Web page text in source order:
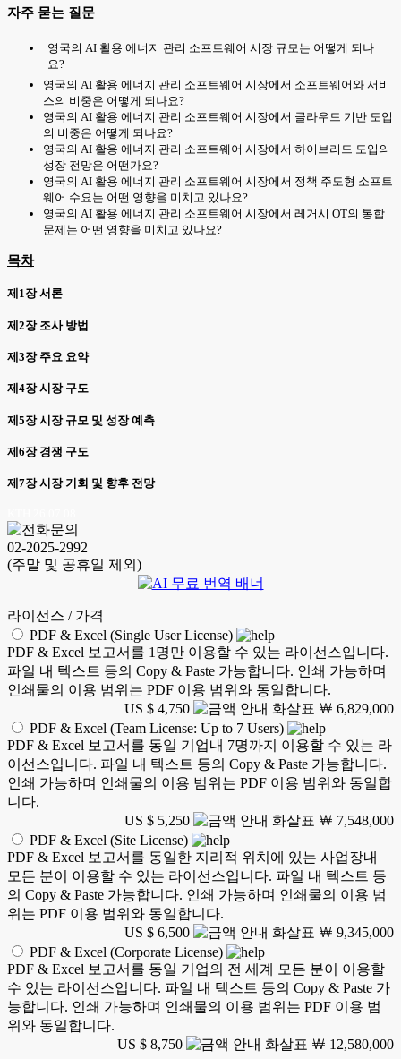
자주 묻는 질문
영국의 AI 활용 에너지 관리 소프트웨어 시장 규모는 어떻게 되나
요?
영국의 AI 활용 에너지 관리 소프트웨어 시장에서 소프트웨어와 서비
스의 비중은 어떻게 되나요?
영국의 AI 활용 에너지 관리 소프트웨어 시장에서 클라우드 기반 도입
의 비중은 어떻게 되나요?
영국의 AI 활용 에너지 관리 소프트웨어 시장에서 하이브리드 도입의
성장 전망은 어떤가요?
영국의 AI 활용 에너지 관리 소프트웨어 시장에서 정책 주도형 소프트
웨어 수요는 어떤 영향을 미치고 있나요?
영국의 AI 활용 에너지 관리 소프트웨어 시장에서 레거시 OT의 통합
문제는 어떤 영향을 미치고 있나요?
목차
제1장 서론
제2장 조사 방법
제3장 주요 요약
제4장 시장 구도
제5장 시장 규모 및 성장 예측
제6장 경쟁 구도
제7장 시장 기회 및 향후 전망
02-2025-2992
(주말 및 공휴일 제외)
라이선스 / 가격
PDF & Excel (Single User License)
PDF & Excel 보고서를 1명만 이용할 수 있는 라이선스입니다.
파일 내 텍스트 등의 Copy & Paste 가능합니다. 인쇄 가능하며
인쇄물의 이용 범위는 PDF 이용 범위와 동일합니다.
US $ 4,750
￦ 6,829,000
PDF & Excel (Team License: Up to 7 Users)
PDF & Excel 보고서를 동일 기업내 7명까지 이용할 수 있는 라
이선스입니다. 파일 내 텍스트 등의 Copy & Paste 가능합니다.
인쇄 가능하며 인쇄물의 이용 범위는 PDF 이용 범위와 동일합
니다.
US $ 5,250
￦ 7,548,000
PDF & Excel (Site License)
PDF & Excel 보고서를 동일한 지리적 위치에 있는 사업장내
모든 분이 이용할 수 있는 라이선스입니다. 파일 내 텍스트 등
의 Copy & Paste 가능합니다. 인쇄 가능하며 인쇄물의 이용 범
위는 PDF 이용 범위와 동일합니다.
US $ 6,500
￦ 9,345,000
PDF & Excel (Corporate License)
PDF & Excel 보고서를 동일 기업의 전 세계 모든 분이 이용할
수 있는 라이선스입니다. 파일 내 텍스트 등의 Copy & Paste 가
능합니다. 인쇄 가능하며 인쇄물의 이용 범위는 PDF 이용 범
위와 동일합니다.
US $ 8,750
￦ 12,580,000